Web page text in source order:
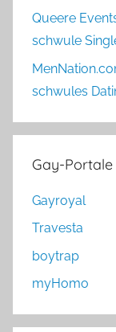
Queere
schwule
schwules
Gay-Portale
Gayroyal
Travesta
boytrap
myHomo